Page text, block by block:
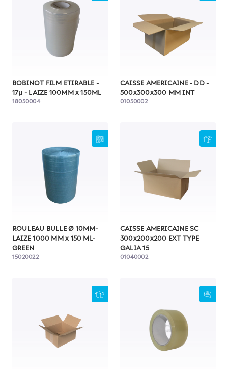
BOBINOT FILM ETIRABLE -
17µ - LAIZE 100MM x 150ML
18050004
CAISSE AMERICAINE - DD -
500x300x300 MM INT
01050002
ROULEAU BULLE Ø 10MM-
LAIZE 1000 MM x 150 ML-
GREEN
15020022
CAISSE AMERICAINE SC
300x200x200 EXT TYPE
GALIA 15
01040002